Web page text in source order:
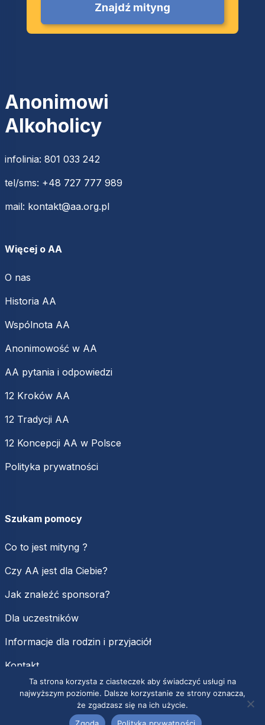
Znajdź mityng
Anonimowi
Alkoholicy
infolinia: 801 033 242
tel/sms: +48 727 777 989
mail: kontakt@aa.org.pl
Więcej o AA
O nas
Historia AA
Wspólnota AA
Anonimowość w AA
AA pytania i odpowiedzi
12 Kroków AA
12 Tradycji AA
12 Koncepcji AA w Polsce
Polityka prywatności
Szukam pomocy
Co to jest mityng ?
Czy AA jest dla Ciebie?
Jak znaleźć sponsora?
Dla uczestników
Informacje dla rodzin i przyjaciół
Kontakt
Ta strona korzysta z ciasteczek aby świadczyć usługi na
najwyższym poziomie. Dalsze korzystanie ze strony oznacza,
że zgadzasz się na ich użycie.
Zgoda
Polityka prywatności